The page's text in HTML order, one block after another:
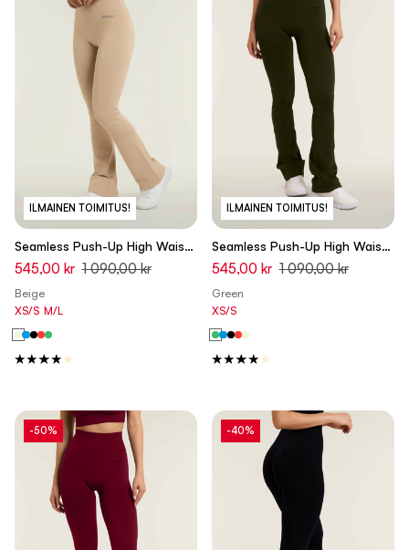
ILMAINEN TOIMITUS!
Seamless Push-Up High Waist
Flare Leggings - Chateau Gray
Beige - Made in Italy
545,00 kr 1 090,00 kr
Beige
XS/S M/L
ILMAINEN TOIMITUS!
Seamless Push-Up High Waist
Flare Leggings - Cypress
Green - Made in Italy
545,00 kr 1 090,00 kr
Green
XS/S
-50% -40%